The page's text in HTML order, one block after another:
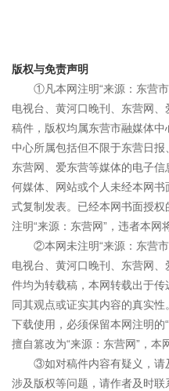
版权与免责声明
①凡本网注明“来源：东营
电视台、黄河口晚刊、东营网
稿件，版权均属东营市融媒体
中心所属包括但不限于东营日报
东营网、爱东营等媒体的电子
何媒体、网站或个人未经本网
式复制发表。已经本网书面授
注明“来源：东营网”，违者本网
②本网未注明“来源：东营
电视台、黄河口晚刊、东营网
件均为转载稿，本网转载出于
同其观点或证实其内容的真实
下载使用，必须保留本网注明的
擅自篡改为“来源：东营网”，本
③如对稿件内容有疑义，请
涉及版权等问题，请作者及时联